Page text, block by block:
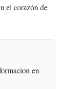
el corazón de
en